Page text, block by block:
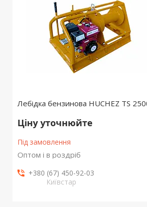
Лебідка бензинова HUCHEZ TS
Ціну уточнюйте
Під замовлення
Оптом і в роздріб
+380 (67) 450-92-03
Київстар